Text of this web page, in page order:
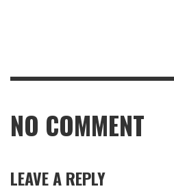
NO COMMENT
LEAVE A REPLY